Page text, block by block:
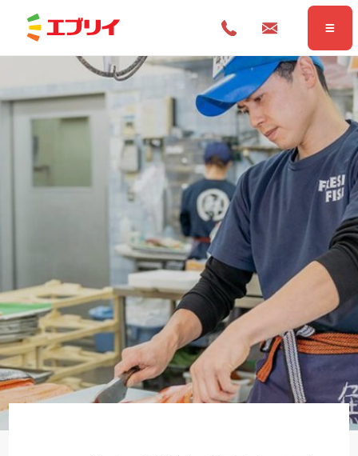
ホーム
News お知らせ
About 企業について